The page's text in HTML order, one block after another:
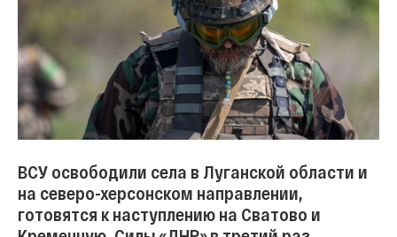
ВСУ освободили села в Луганской области и
на северо-херсонском направлении,
готовятся к наступлению на Сватово и